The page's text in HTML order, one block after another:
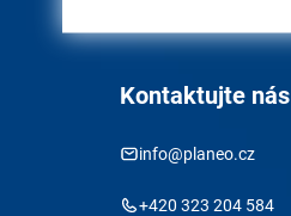
Kontaktujte nás
info@planeo.cz
+420 323 204 584